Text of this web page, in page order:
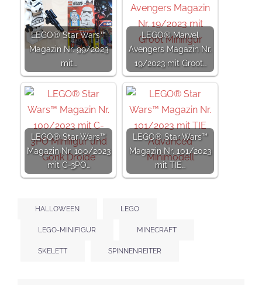
LEGO® Star Wars™
Magazin Nr. 99/2023
mit…
LEGO® Marvel
Avengers Magazin Nr.
19/2023 mit Groot…
LEGO® Star Wars™
Magazin Nr. 100/2023
mit C-3PO…
LEGO® Star Wars™
Magazin Nr. 101/2023
mit TIE…
HALLOWEEN LEGO
LEGO-MINIFIGUR MINECRAFT
SKELETT SPINNENREITER